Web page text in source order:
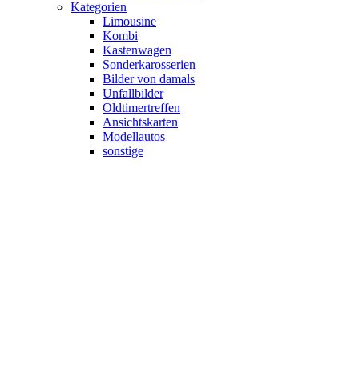
Kategorien
Limousine
Kombi
Kastenwagen
Sonderkarosserien
Bilder von damals
Unfallbilder
Oldtimertreffen
Ansichtskarten
Modellautos
sonstige